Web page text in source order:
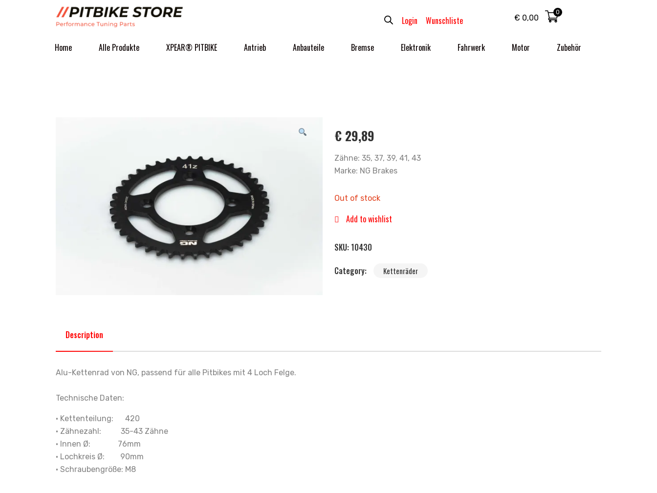
Login Wunschliste € 0,00
0
Home Alle Produkte XPEAR® PITBIKE Antrieb Anbauteile Bremse Elektronik Fahrwerk Motor Zubehör
€ 29,89
Zähne: 35, 37, 39, 41, 43
Marke: NG Brakes
Out of stock
Add to wishlist
SKU: 10430
Category:
Kettenräder
Description
Alu-Kettenrad von NG, passend für alle Pitbikes mit 4 Loch Felge.
Technische Daten:
• Kettenteilung: 420
• Zähnezahl: 35-43 Zähne
• Innen Ø: 76mm
• Lochkreis Ø: 90mm
• Schraubengröße: M8